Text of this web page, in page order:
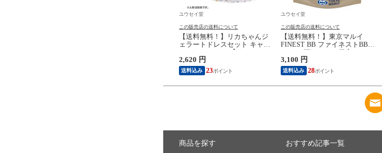
ユウセイ堂
この販売店の送料について
【送料無料！】リカちゃんジ
ェラートドレスセット キャン
ーズ 着せ替え人形用洋服 ロン
グドレス ワンピース シューズ
靴 玩具 タカラトミー】
2,620 円
送料込み 23
ユウセイ堂
この販売店の送料について
【送料無料！】東京マルイ
FINEST BB ファイネストBB
【6mmBB弾 0.20g エアガン エ
アーガン エアーソフトガン 電
動ガン ガスガン等用 PLA配
3,100 円
送料込み 28
商品を探す おすすめ記事一覧